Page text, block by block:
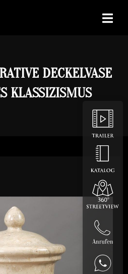
DECKELVASE
KLASSIZISMUS